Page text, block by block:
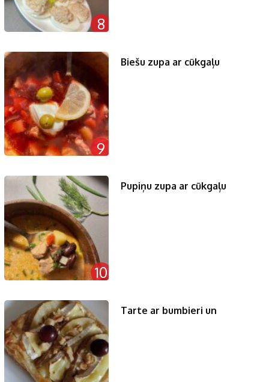
8
9
Biešu zupa ar cūkgaļu
10
Pupiņu zupa ar cūkgaļu
Tarte ar bumbieri un